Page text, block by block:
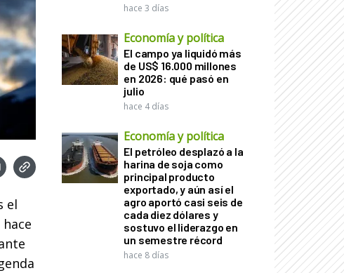
el
hace 3 días
Economía y política
El campo ya liquidó más
de US$ 16.000 millones
en 2026: qué pasó en
julio
hace 4 días
Economía y política
El petróleo desplazó a la
harina de soja como
principal producto
exportado, y aún así el
agro aportó casi seis de
cada diez dólares y
sostuvo el liderazgo en
un semestre récord
hace 8 días